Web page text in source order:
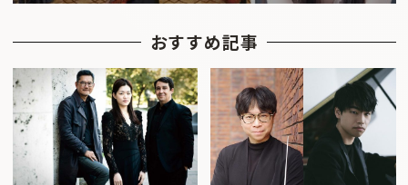
おすすめ記事